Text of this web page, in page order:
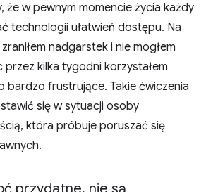
że w pewnym momencie życia każdy
technologii ułatwień dostępu. Na
nadgarstek i nie mogłem
przez kilka tygodni korzystałem
bardzo frustrujące. Takie ćwiczenia
się w sytuacji osoby
która próbuje poruszać się